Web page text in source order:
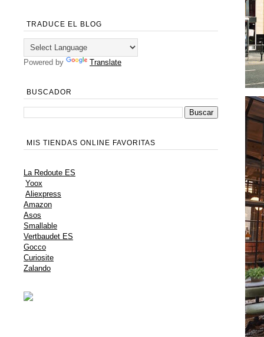
TRADUCE EL BLOG
Powered by Translate
BUSCADOR
MIS TIENDAS ONLINE FAVORITAS
La Redoute ES
Yoox
Aliexpress
Amazon
Asos
Smallable
Vertbaudet ES
Gocco
Curiosite
Zalando